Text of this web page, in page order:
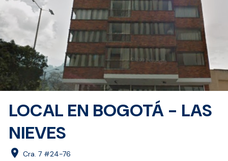
LOCAL EN BOGOTÁ - LAS
NIEVES
location_on Cra. 7 #24-76